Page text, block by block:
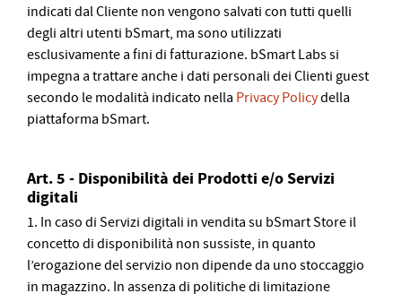
indicati dal Cliente non vengono salvati con tutti quelli
degli altri utenti bSmart, ma sono utilizzati
esclusivamente a fini di fatturazione. bSmart Labs si
impegna a trattare anche i dati personali dei Clienti guest
secondo le modalità indicato nella Privacy Policydella
piattaforma bSmart.
Art. 5 - Disponibilità dei Prodotti e/o Servizi
digitali
1. In caso di Servizi digitali in vendita su bSmart Store il
concetto di disponibilità non sussiste, in quanto
l’erogazione del servizio non dipende da uno stoccaggio
in magazzino. In assenza di politiche di limitazione